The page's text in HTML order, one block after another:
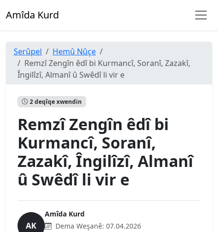
Amîda Kurd
Serûpel
Hemû Nûçe
Remzî Zengîn êdî bi Kurmancî, Soranî, Zazakî,
Îngilîzî, Almanî û Swêdî li vir e
2 deqîqe xwendin
Remzî Zengîn êdî bi
Kurmancî, Soranî,
Zazakî, Îngilîzî, Almanî
û Swêdî li vir e
AK
Amîda Kurd
Dema Weşanê: 07.04.2026